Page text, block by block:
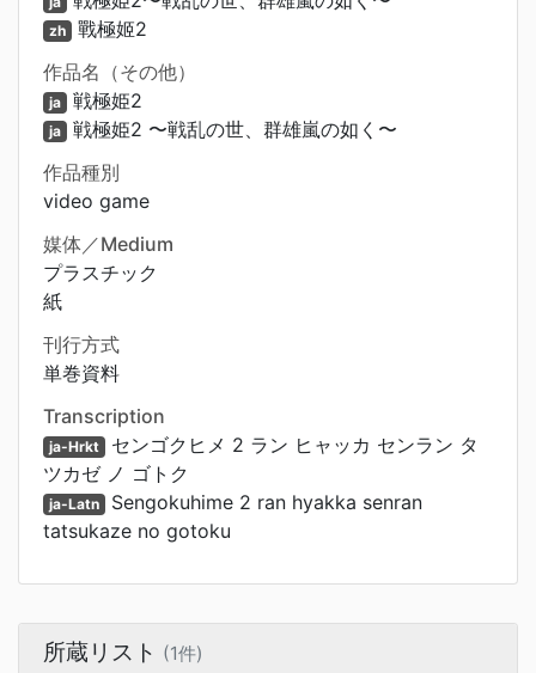
zh 戰極姬2
作品名（その他）
ja 戦極姫2
ja 戦極姫2 〜戦乱の世、群雄嵐の如く〜
作品種別
video game
媒体／Medium
プラスチック
紙
刊行方式
単巻資料
Transcription
ja-Hrkt センゴクヒメ 2 ラン ヒャッカ センラン タ
ツカゼ ノ ゴトク
ja-Latn Sengokuhime 2 ran hyakka senran
tatsukaze no gotoku
所蔵リスト (1件)